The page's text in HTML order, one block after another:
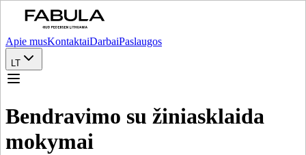
Apie musKontaktaiDarbaiPaslaugos
LT
Bendravimo su žiniasklaida
mokymai